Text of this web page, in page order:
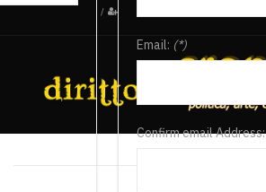
/
Email: (*)
Confirm email Address: